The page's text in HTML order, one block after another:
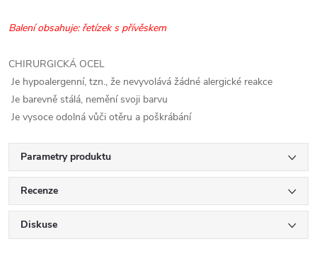
Balení obsahuje: řetízek s přívěskem
CHIRURGICKÁ OCEL
Je hypoalergenní, tzn., že nevyvolává žádné alergické reakce
Je barevně stálá, nemění svoji barvu
Je vysoce odolná vůči otěru a poškrábání
Parametry produktu
Recenze
Diskuse